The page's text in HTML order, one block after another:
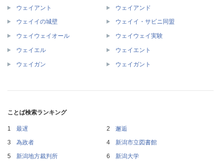
ウェイアント ウェイアンド
ウェイイの城壁 ウェイイ・サビニ同盟
ウェイウェイオール ウェイウェイ実験
ウェイエル ウェイエント
ウェイガン ウェイガント
ことば検索ランキング
最遅
邂逅
為政者
新潟市立図書館
新潟地方裁判所
新潟大学